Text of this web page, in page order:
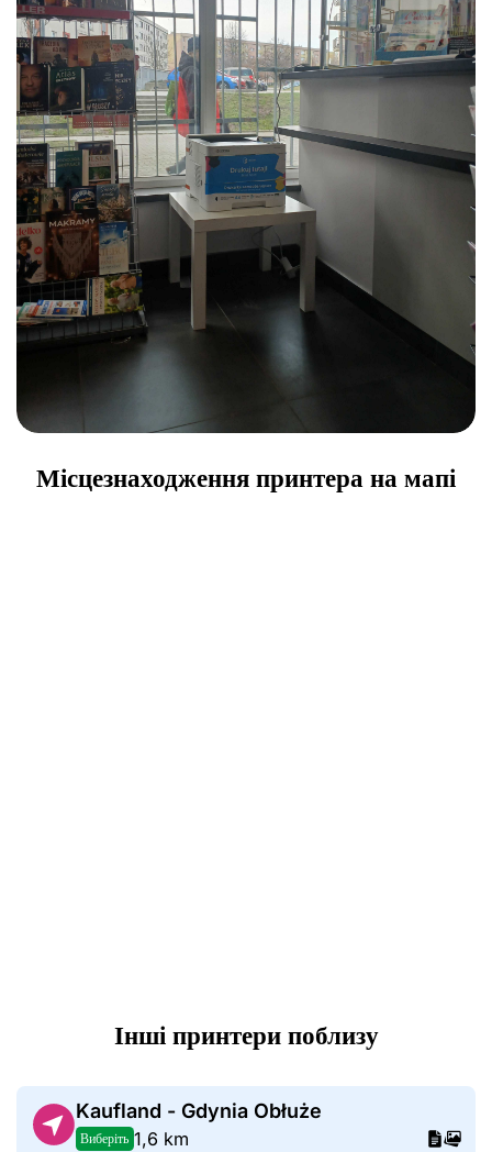
Місцезнаходження принтера на мапі
Інші принтери поблизу
Kaufland - Gdynia Obłuże
Виберіть 1,6 km